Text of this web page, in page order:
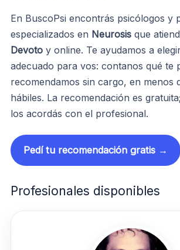
En BuscoPsi encontrás psicólogos y
especializados en Neurosis que
Devoto y online. Te ayudamos a
adecuado para vos: contanos qué te
recomendamos sin cargo, en menos
hábiles. La recomendación es
los acordás con el profesional.
Pedí tu recomendación gratis →
Profesionales disponibles